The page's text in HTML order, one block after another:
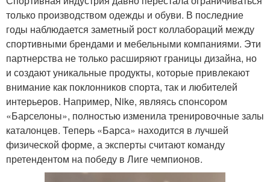
только производством одежды и обуви. В последние
годы наблюдается заметный рост коллабораций между
спортивными брендами и мебельными компаниями. Эти
партнерства не только расширяют границы дизайна, но
и создают уникальные продукты, которые привлекают
внимание как поклонников спорта, так и любителей
интерьеров. Например, Nike, являясь спонсором
«Барселоны», полностью изменила тренировочные залы
каталонцев. Теперь «Барса» находится в лучшей
физической форме, а эксперты считают команду
претендентом на победу в Лиге чемпионов.